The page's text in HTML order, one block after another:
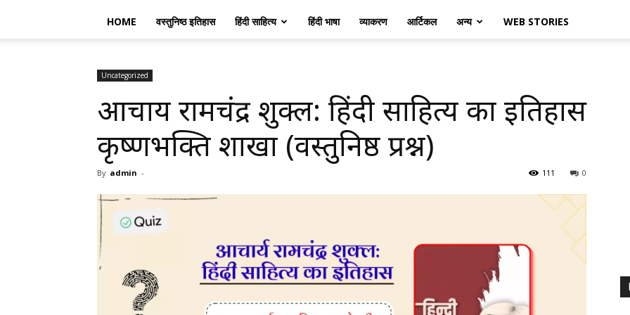
HOME वस्तुनिष्ठ इतिहास हिंदी साहित्य हिंदी भाषा व्याकरण आर्टिकल अन्य WEB STORIES
Uncategorized
आचार्य रामचंद्र शुक्ल: हिंदी साहित्य का इतिहास
कृष्णभक्ति शाखा (वस्तुनिष्ठ प्रश्न)
By admin - 0
111